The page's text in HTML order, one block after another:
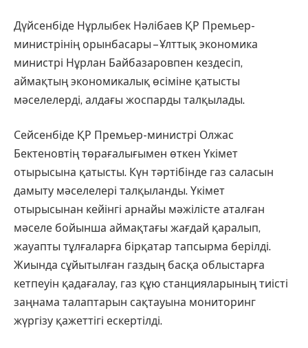
Дүйсенбіде Нұрлыбек Нәлібаев ҚР Премьер-
министрінің орынбасары – Ұлттық экономика
министрі Нұрлан Байбазаровпен кездесіп,
аймақтың экономикалық өсіміне қатысты
мәселелерді, алдағы жоспарды талқылады.
Сейсенбіде ҚР Премьер-министрі Олжас
Бектеновтің төрағалығымен өткен Үкімет
отырысына қатысты. Күн тәртібінде газ саласын
дамыту мәселелері талқыланды. Үкімет
отырысынан кейінгі арнайы мәжілісте аталған
мәселе бойынша аймақтағы жағдай қаралып,
жауапты тұлғаларға бірқатар тапсырма берілді.
Жиында сұйытылған газдың басқа облыстарға
кетпеуін қадағалау, газ құю станцияларының тиісті
заңнама талаптарын сақтауына мониторинг
жүргізу қажеттігі ескертілді.